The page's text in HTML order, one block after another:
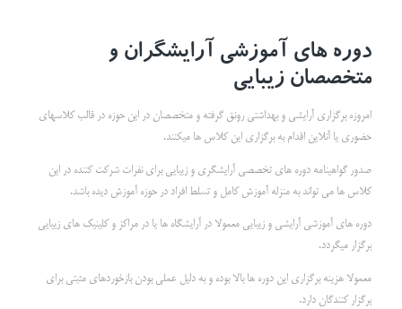
دوره های آموزشی آرایشگران و
متخصصان زیبایی
امروزه برگزاری آرایشی و بهداشتی رونق گرفته و متخصصان در این حوزه در قالب کلاسهای
حضوری یا آنلاین اقدام به برگزاری این کلاس ها میکنند.
صدور گواهینامه دوره های تخصصی آرایشگری و زیبایی برای نفرات شرکت کننده در این
کلاس ها می تواند به منزله آموزش کامل و تسلط افراد در حوزه آموزش دیده باشد.
دوره های آموزشی آرایشی و زیبایی معمولا در آرایشگاه ها یا در مراکز و کلینیک های زیبایی
برگزار میگردد.
معمولا هزینه برگزاری این دوره ها بالا بوده و به دلیل عملی بودن بازخوردهای مثبتی برای
برگزار کنندگان دارد.